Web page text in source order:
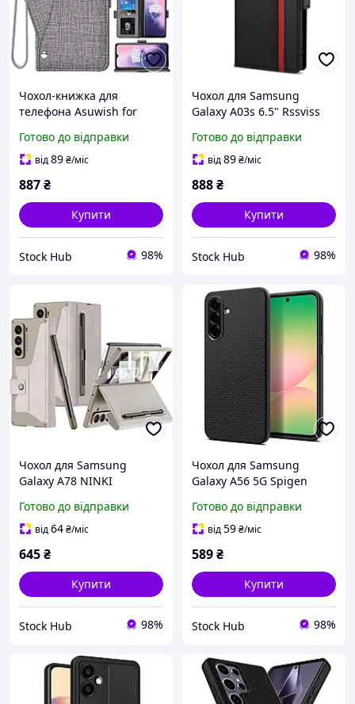
Чохол-книжка для
телефона Asuwish for
Захисний чохол з
відділеннями для карток
Готово до відправки
від89₴/міс
887₴
Купити
Stock Hub 98%
Чохол для Samsung
Galaxy A03s 6.5" Rssviss
4 слотами для карток і
магнітною застібкою
Готово до відправки
від89₴/міс
888₴
Купити
Stock Hub 98%
Чохол для Samsung
Galaxy A78 NINKI
телефона з тримачем для
карток із шарніром і
Готово до відправки
від64₴/міс
645₴
Купити
Stock Hub 98%
Чохол для Samsung
Galaxy A56 5G Spigen
для смартфона з
геометричними
Готово до відправки
від59₴/міс
589₴
Купити
Stock Hub 98%